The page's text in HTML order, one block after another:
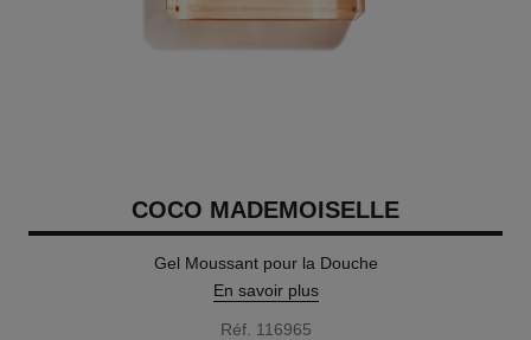
COCO MADEMOISELLE
Gel Moussant pour la Douche
En savoir plus
Réf. 116965